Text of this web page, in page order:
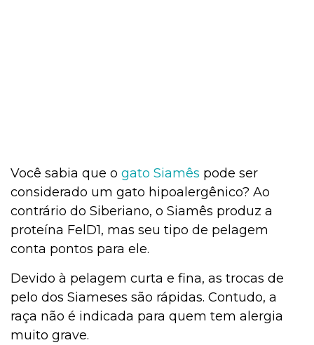
Você sabia que o gato Siamês pode ser
considerado um gato hipoalergênico? Ao
contrário do Siberiano, o Siamês produz a
proteína FelD1, mas seu tipo de pelagem
conta pontos para ele.
Devido à pelagem curta e fina, as trocas de
pelo dos Siameses são rápidas. Contudo, a
raça não é indicada para quem tem alergia
muito grave.